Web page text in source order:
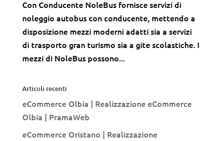
Con Conducente NoleBus fornisce servizi di
noleggio autobus con conducente, mettendo a
disposizione mezzi moderni adatti sia a servizi
di trasporto gran turismo sia a gite scolastiche. I
mezzi di NoleBus possono...
Articoli recenti
eCommerce Olbia | Realizzazione eCommerce
Olbia | PramaWeb
eCommerce Oristano | Realizzazione